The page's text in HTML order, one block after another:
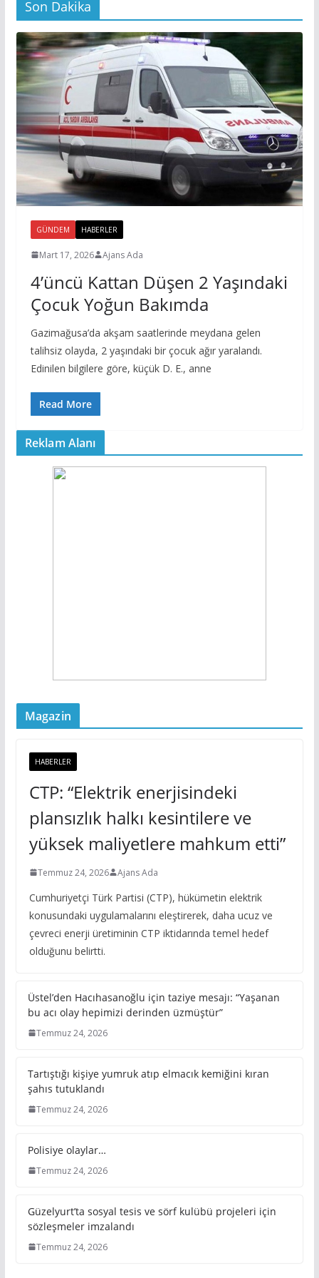
Son Dakika
GÜNDEM HABERLER
Mart 17, 2026 Ajans Ada
4’üncü Kattan Düşen 2 Yaşındaki
Çocuk Yoğun Bakımda
Gazimağusa’da akşam saatlerinde meydana gelen
talihsiz olayda, 2 yaşındaki bir çocuk ağır yaralandı.
Edinilen bilgilere göre, küçük D. E., anne
Read More
Reklam Alanı
Magazin
HABERLER
CTP: “Elektrik enerjisindeki
plansızlık halkı kesintilere ve
yüksek maliyetlere mahkum etti”
Temmuz 24, 2026 Ajans Ada
Cumhuriyetçi Türk Partisi (CTP), hükümetin elektrik
konusundaki uygulamalarını eleştirerek, daha ucuz ve
çevreci enerji üretiminin CTP iktidarında temel hedef
olduğunu belirtti.
Üstel’den Hacıhasanoğlu için taziye mesajı: “Yaşanan
bu acı olay hepimizi derinden üzmüştür”
Temmuz 24, 2026
Tartıştığı kişiye yumruk atıp elmacık kemiğini kıran
şahıs tutuklandı
Temmuz 24, 2026
Polisiye olaylar…
Temmuz 24, 2026
Güzelyurt’ta sosyal tesis ve sörf kulübü projeleri için
sözleşmeler imzalandı
Temmuz 24, 2026